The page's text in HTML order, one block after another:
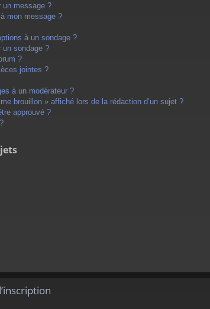
un message ?
mon message ?
à un sondage ?
un sondage ?
?
jointes ?
à un modérateur ?
brouillon » affiché lors de la rédaction d’un sujet ?
approuvé ?